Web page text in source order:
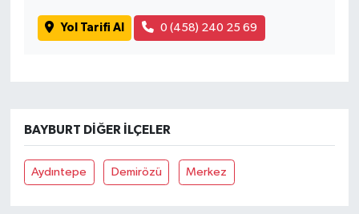
Yol Tarifi Al 0 (458) 240 25 69
BAYBURT DIĞER İLÇELER
Aydıntepe Demirözü Merkez